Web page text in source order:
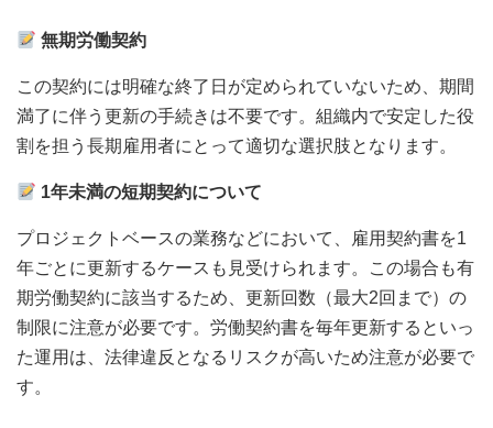
無期労働契約
この契約には明確な終了日が定められていないため、期間
満了に伴う更新の手続きは不要です。組織内で安定した役
割を担う長期雇用者にとって適切な選択肢となります。
1年未満の短期契約について
プロジェクトベースの業務などにおいて、雇用契約書を1
年ごとに更新するケースも見受けられます。この場合も有
期労働契約に該当するため、更新回数（最大2回まで）の
制限に注意が必要です。労働契約書を毎年更新するといっ
た運用は、法律違反となるリスクが高いため注意が必要で
す。